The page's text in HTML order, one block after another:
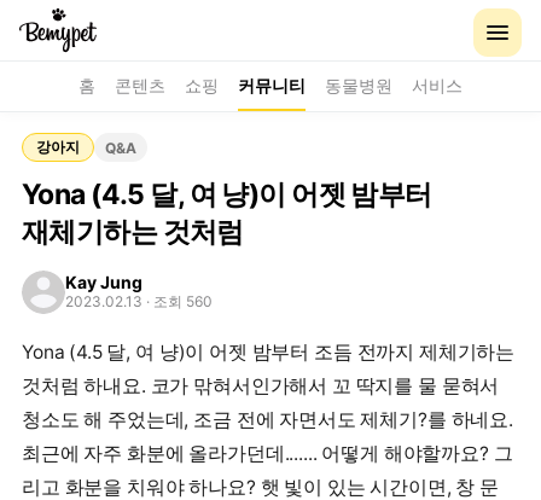
홈 콘텐츠 쇼핑 커뮤니티 동물병원 서비스
강아지 Q&A
Yona (4.5 달, 여 냥)이 어젯 밤부터
재체기하는 것처럼
Kay Jung
2023.02.13 · 조회 560
Yona (4.5 달, 여 냥)이 어젯 밤부터 조듬 전까지 제체기하는
것처럼 하내요. 코가 맊혀서인가해서 꼬 딱지를 물 묻혀서
청소도 해 주었는데, 조금 전에 자면서도 제체기?를 하네요.
최근에 자주 화분에 올라가던데....... 어떻게 해야할까요? 그
리고 화분을 치워야 하나요? 햇 빛이 있는 시간이면, 창 문